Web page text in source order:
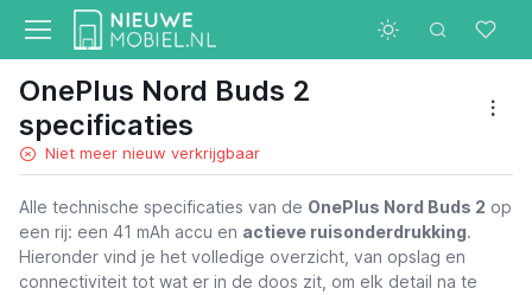
OnePlus Nord Buds 2
specificaties
Niet meer nieuw verkrijgbaar
Alle technische specificaties van de OnePlus Nord Buds 2 op
een rij: een 41 mAh accu en actieve ruisonderdrukking.
Hieronder vind je het volledige overzicht, van opslag en
connectiviteit tot wat er in de doos zit, om elk detail na te